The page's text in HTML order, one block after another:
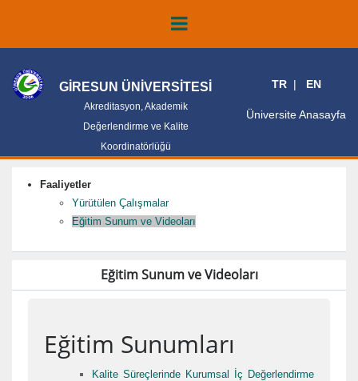
GİRESUN ÜNİVERSİTESİ
Akreditasyon, Akademik
Değerlendirme ve Kalite
Koordinatörlüğü
TR EN
Üniversite Anasayfa
Faaliyetler
Yürütülen Çalışmalar
Eğitim Sunum ve Videoları
Eğitim Sunum ve Videoları
Eğitim Sunumları
Kalite Süreçlerinde Kurumsal İç Değerlendirme